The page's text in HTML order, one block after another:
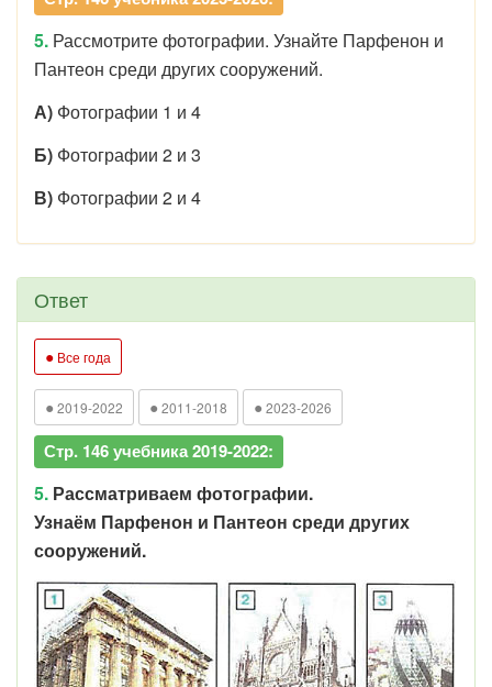
5. Рассмотрите фотографии. Узнайте Парфенон и
Пантеон среди других сооружений.
А) Фотографии 1 и 4
Б) Фотографии 2 и 3
В) Фотографии 2 и 4
Ответ
● Все года
● 2019-2022 ● 2011-2018 ● 2023-2026
Стр. 146 учебника 2019-2022:
5. Рассматриваем фотографии.
Узнаём Парфенон и Пантеон среди других
сооружений.